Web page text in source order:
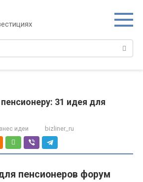
31 идея для
идеи bizliner_ru
пенсионеров форум